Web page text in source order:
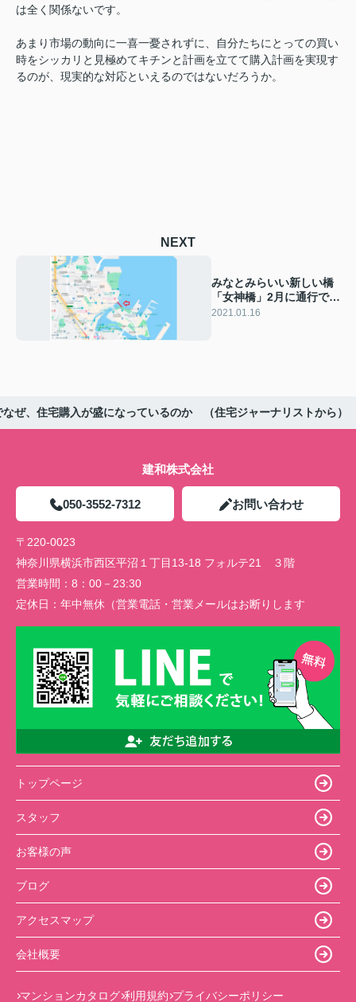
は全く関係ないです。
あまり市場の動向に一喜一憂されずに、自分たちにとっての買い
時をシッカリと見極めてキチンと計画を立てて購入計画を実現す
るのが、現実的な対応といえるのではないだろうか。
NEXT
みなとみらいい新しい橋
「女神橋」2月に通行でき
るようになります
2021.01.16
ぜ、住宅購入が盛になっているのか （住宅ジャーナリストから）
建和株式会社
050-3552-7312 お問い合わせ
〒220-0023
神奈川県横浜市西区平沼１丁目13-18 フォルテ21 ３階
営業時間： 8：00－23:30
定休日： 年中無休（営業電話・営業メールはお断りします
トップページ
スタッフ
お客様の声
ブログ
アクセスマップ
会社概要
マンションカタログ 利用規約 プライバシーポリシー